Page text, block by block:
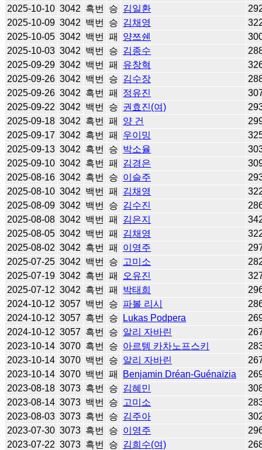
2025-10-10 3042 흑번 승 김일환
2025-10-09 3042 백번 승 김채영
2025-10-05 3042 백번 패 양쯔쉔
2025-10-03 3042 백번 승 김종수
2025-09-29 3042 백번 패 유창혁
2025-09-26 3042 백번 승 김수장
2025-09-26 3042 흑번 패 정유진
2025-09-22 3042 백번 승 권효진(여)
2025-09-18 3042 흑번 패 양 건
2025-09-17 3042 흑번 패 우이밍
2025-09-13 3042 흑번 승 박소율
2025-09-10 3042 흑번 패 김경은
2025-08-16 3042 흑번 승 이슬주
2025-08-10 3042 백번 패 김채영
2025-08-09 3042 백번 승 김수진
2025-08-08 3042 백번 패 김은지
2025-08-05 3042 백번 패 김채영
2025-08-02 3042 흑번 패 이영주
2025-07-25 3042 백번 승 고미소
2025-07-19 3042 흑번 패 오유진
2025-07-12 3042 흑번 패 박태희
2024-10-12 3057 백번 승 파볼 리시
2024-10-12 3057 흑번 승 Lukas Podpera
2024-10-12 3057 흑번 승 알리 자바린
2023-10-14 3070 흑번 승 아르템 카차노프스키
2023-10-14 3070 백번 승 알리 자바린
2023-10-14 3070 백번 패 Benjamin Dréan-Guénaïzia
2023-08-18 3073 흑번 승 김혜민
2023-08-14 3073 백번 승 고미소
2023-08-03 3073 흑번 승 김주아
2023-07-30 3073 흑번 승 이영주
2023-07-22 3073 흑번 승 김희수(여)